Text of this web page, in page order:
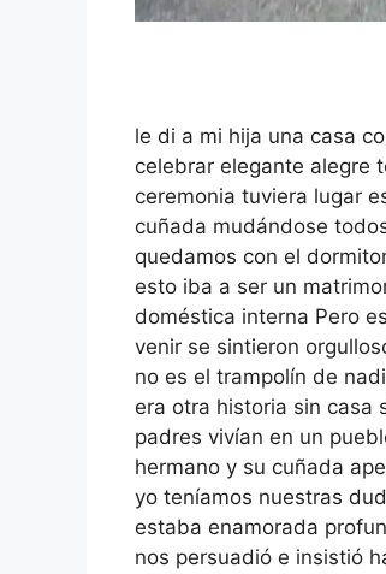
le di a mi hija una casa
celebrar elegante alegre
ceremonia tuviera lugar
cuñada mudándose
quedamos con el
esto iba a ser un
doméstica interna Pero
venir se sintieron
no es el trampolín de
era otra historia sin casa
padres vivían en un
hermano y su cuñada
yo teníamos nuestras
estaba enamorada
nos persuadió e insistió